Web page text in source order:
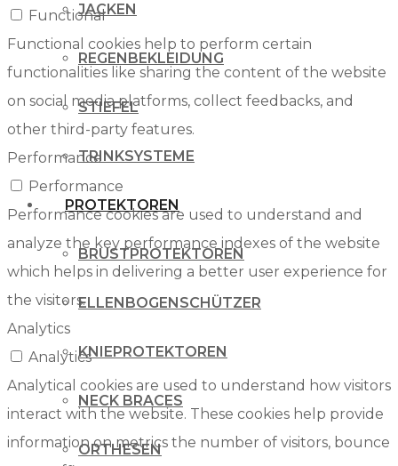
JACKEN
REGENBEKLEIDUNG
STIEFEL
TRINKSYSTEME
PROTEKTOREN
BRUSTPROTEKTOREN
ELLENBOGENSCHÜTZER
KNIEPROTEKTOREN
NECK BRACES
ORTHESEN
Functional
Functional cookies help to perform certain
functionalities like sharing the content of the website
on social media platforms, collect feedbacks, and
other third-party features.
Performance
Performance
Performance cookies are used to understand and
analyze the key performance indexes of the website
which helps in delivering a better user experience for
the visitors.
Analytics
Analytics
Analytical cookies are used to understand how visitors
interact with the website. These cookies help provide
information on metrics the number of visitors, bounce